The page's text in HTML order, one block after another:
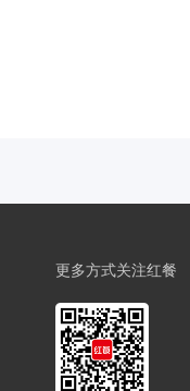
更多方式关注红餐